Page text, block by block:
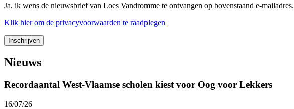
Ja, ik wens de nieuwsbrief van Loes Vandromme te ontvangen op bovenstaand e-mailadres.
Klik hierom de privacyvoorwaarden te raadplegen
Nieuws
Recordaantal West-Vlaamse scholen kiest voor Oog voor Lekkers
16/07/26